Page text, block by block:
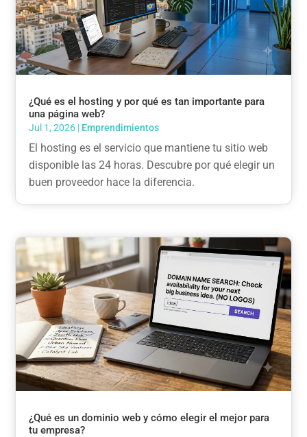
¿Qué es el hosting y por qué es tan importante para
una página web?
Jul 1, 2026 | Emprendimientos
El hosting es el servicio que mantiene tu sitio web
disponible las 24 horas. Descubre por qué elegir un
buen proveedor hace la diferencia.
¿Qué es un dominio web y cómo elegir el mejor para
tu empresa?